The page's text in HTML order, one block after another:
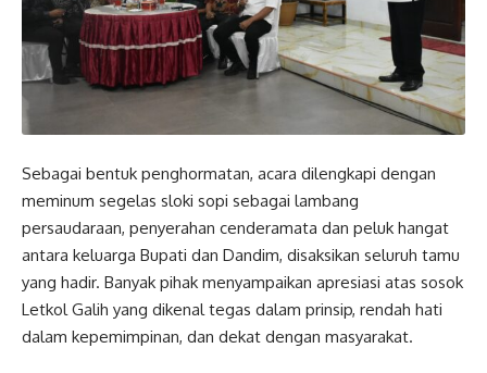
Sebagai bentuk penghormatan, acara dilengkapi dengan
meminum segelas sloki sopi sebagai lambang
persaudaraan, penyerahan cenderamata dan peluk hangat
antara keluarga Bupati dan Dandim, disaksikan seluruh tamu
yang hadir. Banyak pihak menyampaikan apresiasi atas sosok
Letkol Galih yang dikenal tegas dalam prinsip, rendah hati
dalam kepemimpinan, dan dekat dengan masyarakat.